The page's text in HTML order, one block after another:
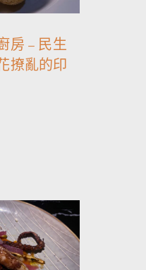
房 – 民生
撩亂的印